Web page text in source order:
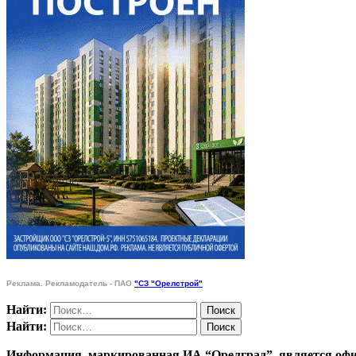
Реклама. Рекламодатель - ПАО "СЗ "Орелстрой"
Найти:
Найти: